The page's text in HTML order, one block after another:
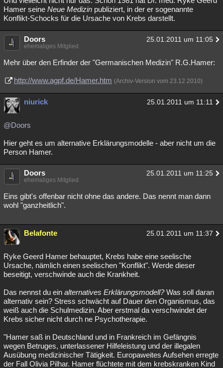
Hamer seine Neue Medizin publiziert, in der er sogenannte
Konflikt-Schocks für die Ursache von Krebs darstellt.
Doors 25.01.2011 um 11:05
ehemaliges Mitglied
Mehr über den Erfinder der "Germanischen Medizin" R.G.Hamer:
http://www.agpf.de/Hamer.htm (Archiv-Version vom 23.12.2010)
niurick 25.01.2011 um 11:11
@Doors
Hier geht es um alternative Erklärungsmodelle - aber nicht um die
Person Hamer.
Doors 25.01.2011 um 11:25
ehemaliges Mitglied
Eins gibt's offenbar nicht ohne das andere. Das nennt man dann
wohl "ganzheitlich".
Belafonte 25.01.2011 um 11:37
Ryke Geerd Hamer behauptet, Krebs habe eine seelische
Ursache, nämlich einen seelischen "Konflikt". Werde dieser
beseitigt, verschwinde auch die Krankheit.
Das nennst du ein alternatives Erklärungsmodell?Was soll daran
alternativ sein? Stress schwächt auf Dauer den Organismus, das
weiß auch die Schulmedizin. Aber erstmal da verschwindet der
Krebs sicher nicht durch ne Psychotherapie.
"Hamer saß in Deutschland und in Frankreich im Gefängnis
wegen Betruges, unterlassener Hilfeleistung und der illegalen
Ausübung medizinischer Tätigkeit. Europaweites Aufsehen erregte
der Fall Olivia Pilhar. Hamer flüchtete mit dem krebskranken Kind